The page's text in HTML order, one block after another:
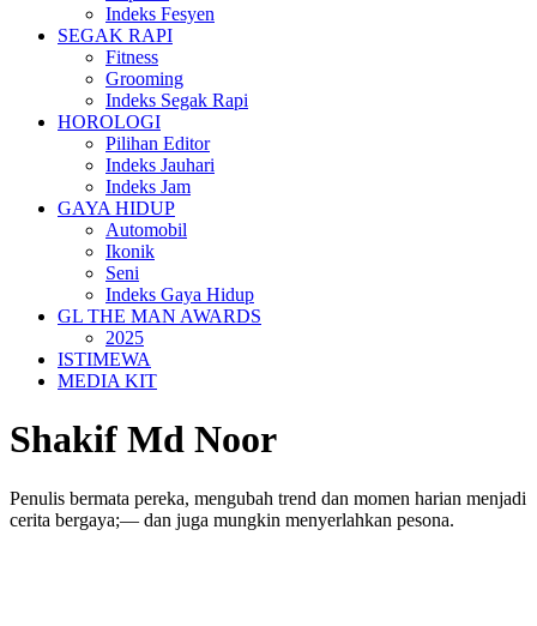
Indeks Fesyen
SEGAK RAPI
Fitness
Grooming
Indeks Segak Rapi
HOROLOGI
Pilihan Editor
Indeks Jauhari
Indeks Jam
GAYA HIDUP
Automobil
Ikonik
Seni
Indeks Gaya Hidup
GL THE MAN AWARDS
2025
ISTIMEWA
MEDIA KIT
Shakif Md Noor
Penulis bermata pereka, mengubah trend dan momen harian menjadi
cerita bergaya;— dan juga mungkin menyerlahkan pesona.